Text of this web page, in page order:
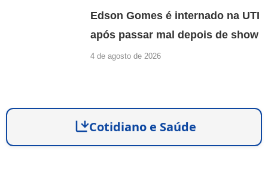
Edson Gomes é internado na UTI
após passar mal depois de show
4 de agosto de 2026
Cotidiano e Saúde